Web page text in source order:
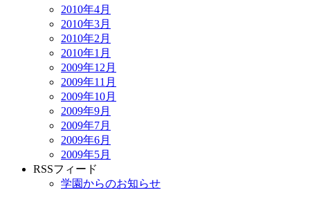
2010年4月
2010年3月
2010年2月
2010年1月
2009年12月
2009年11月
2009年10月
2009年9月
2009年7月
2009年6月
2009年5月
RSSフィード
学園からのお知らせ